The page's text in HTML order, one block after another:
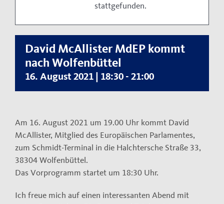
Dafür stehe ich
Termine vor Ort
Neuigkeiten
Der Bormann-Bulli
Datenschutzerklärung
stattgefunden.
David McAllister MdEP kommt
nach Wolfenbüttel
16. August 2021 | 18:30 - 21:00
Am 16. August 2021 um 19.00 Uhr kommt David
McAllister, Mitglied des Europäischen Parlamentes,
zum Schmidt-Terminal in die Halchtersche Straße 33,
38304 Wolfenbüttel.
Das Vorprogramm startet um 18:30 Uhr.
Ich freue mich auf einen interessanten Abend mit